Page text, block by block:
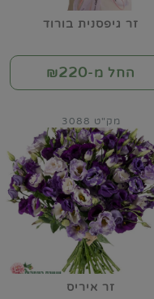
זר גיפסנית בורוד
החל מ-₪220
זר איריס
מק"ט 3088